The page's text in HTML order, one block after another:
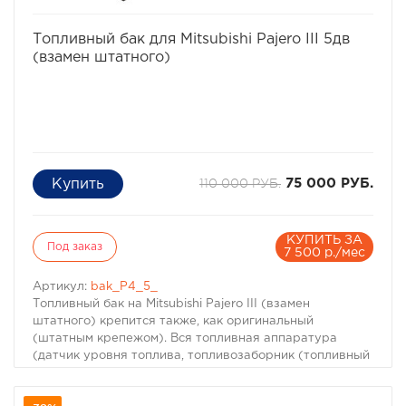
конфигурации бака объем может меняться на 5-7% в
Получить дополнительную консультацию можно по
телефонам:
Топливный бак для Mitsubishi Pajero III 5дв
(взамен штатного)
110 000 РУБ. 75 000 РУБ.
Под заказ
КУПИТЬ ЗА
7 500 р./мес
Артикул: bak_P4_5_
Топливный бак на Mitsubishi Pajero III (взамен
штатного) крепится также, как оригинальный
(штатным крепежом). Вся топливная аппаратура
(датчик уровня топлива, топливозаборник (топливный